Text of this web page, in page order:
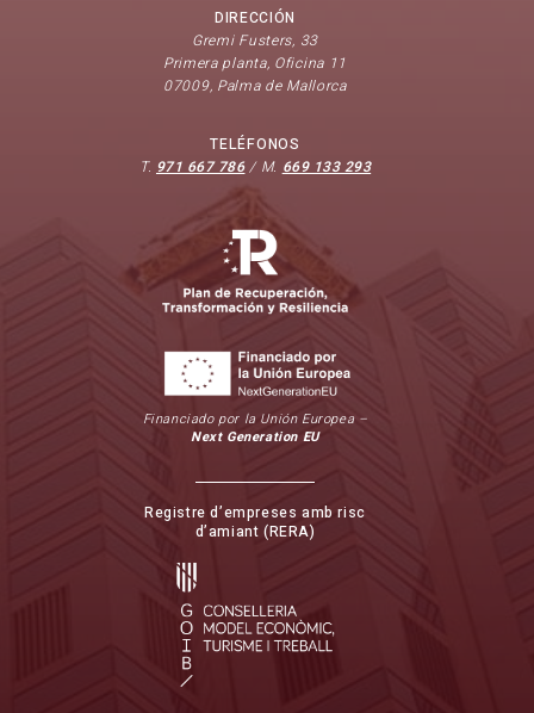
DIRECCIÓN
Gremi Fusters, 33
Primera planta, Oficina 11
07009, Palma de Mallorca
TELÉFONOS
T. 971 667 786/ M. 669 133 293
Financiado por la Unión Europea –
Next Generation EU
Registre d’empreses amb risc
d’amiant (RERA)